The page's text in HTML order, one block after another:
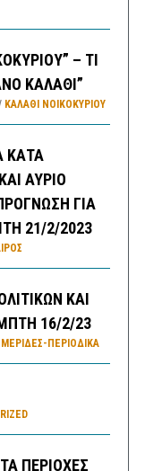
– ΤΙ
ΚΑΛΑΘΙ”
ΚΑΛΑΘΙ ΝΟΙΚΟΚΥΡΙΟΥ
ΚΑΤΑ
ΑΥΡΙΟ
ΓΙΑ
21/2/2023
ΚΑΙ
16/2/23
ΠΕΡΙΟΔΙΚΆ
ΠΕΡΙΟΧΕΣ